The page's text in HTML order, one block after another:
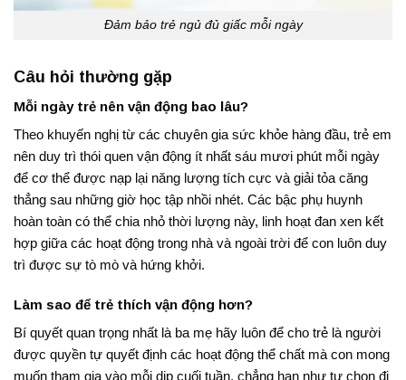
Đảm bảo trẻ ngủ đủ giấc mỗi ngày
Câu hỏi thường gặp
Mỗi ngày trẻ nên vận động bao lâu?
Theo khuyến nghị từ các chuyên gia sức khỏe hàng đầu, trẻ em
nên duy trì thói quen vận động ít nhất sáu mươi phút mỗi ngày
để cơ thể được nạp lại năng lượng tích cực và giải tỏa căng
thẳng sau những giờ học tập nhồi nhét. Các bậc phụ huynh
hoàn toàn có thể chia nhỏ thời lượng này, linh hoạt đan xen kết
hợp giữa các hoạt động trong nhà và ngoài trời để con luôn duy
trì được sự tò mò và hứng khởi.
Làm sao để trẻ thích vận động hơn?
Bí quyết quan trọng nhất là ba mẹ hãy luôn để cho trẻ là người
được quyền tự quyết định các hoạt động thể chất mà con mong
muốn tham gia vào mỗi dịp cuối tuần, chẳng hạn như tự chọn đi